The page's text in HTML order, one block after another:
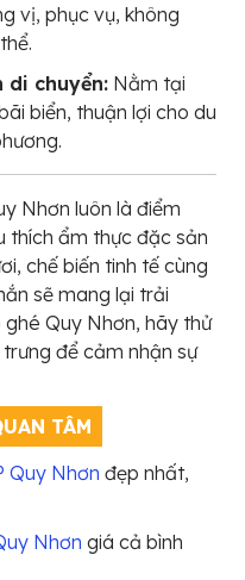
vị, phục vụ, không
di chuyển: Nằm tại
biển, thuận lợi cho du
Nhơn luôn là điểm
thích ẩm thực đặc sản
chế biến tinh tế cùng
sẽ mang lại trải
Quy Nhơn, hãy thử
để cảm nhận sự
TÂM
Quy Nhơn đẹp nhất,
Nhơn giá cả bình